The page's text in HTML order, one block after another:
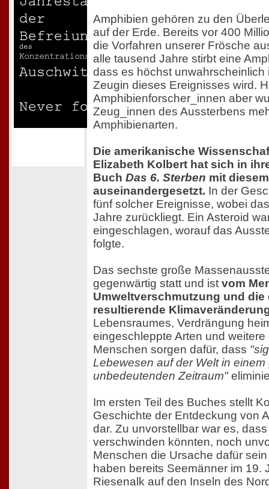
Amphibien gehören zu den
auf der Erde. Bereits vor 400
die Vorfahren unserer Frösche
alle tausend Jahre stirbt eine
dass es höchst unwahrscheinlich
Zeugin dieses Ereignisses wird.
Amphibienforscher_innen aber
Zeug_innen des Aussterbens
Amphibienarten.
Die amerikanische
Elizabeth Kolbert hat sich in
Buch Das 6. Sterben mit
auseinandergesetzt. In der
fünf solcher Ereignisse, wobei
Jahre zurückliegt. Ein Asteroid
eingeschlagen, worauf das
folgte.
Das sechste große
gegenwärtig statt und ist vom
Umweltverschmutzung und die
resultierende
Lebensraumes, Verdrängung
eingeschleppte Arten und
Menschen sorgen dafür, dass
Lebewesen auf der Welt in
unbedeutenden Zeitraum"
Im ersten Teil des Buches stellt
Geschichte der Entdeckung von
dar. Zu unvorstellbar war es,
verschwinden könnten, noch
Menschen die Ursache dafür
haben bereits Seemänner im 19.
Riesenalk auf den Inseln des